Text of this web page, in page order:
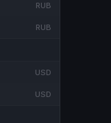
RUB
RUB
USD
USD